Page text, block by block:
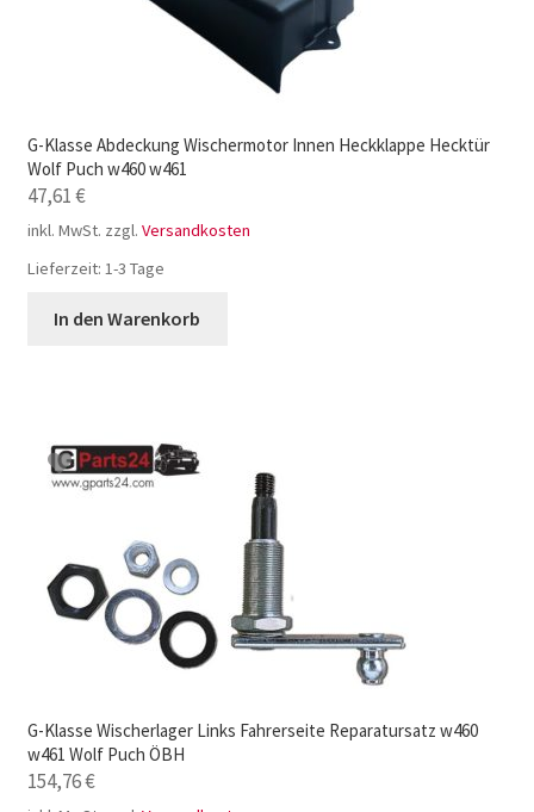
G-Klasse Abdeckung Wischermotor Innen Heckklappe Hecktür
Wolf Puch w460 w461
47,61€
inkl. MwSt. zzgl. Versandkosten
Lieferzeit: 1-3 Tage
In den Warenkorb
G-Klasse Wischerlager Links Fahrerseite Reparatursatz w460
w461 Wolf Puch ÖBH
154,76€